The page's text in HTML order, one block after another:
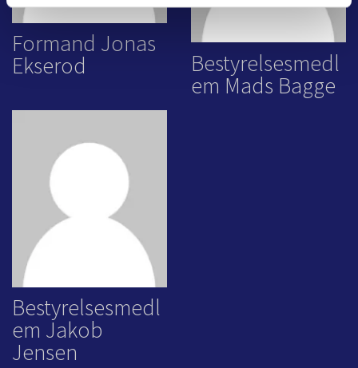
Formand Jonas
Ekserod
Bestyrelsesmedl
em Jakob
Jensen
Bestyrelsesmedl
em Mads Bagge